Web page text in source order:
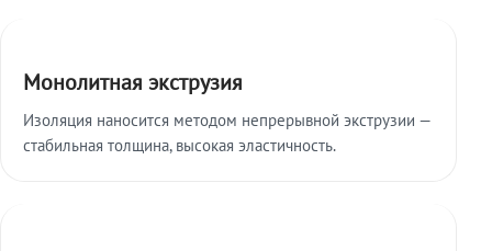
Монолитная экструзия
Изоляция наносится методом непрерывной экструзии —
стабильная толщина, высокая эластичность.